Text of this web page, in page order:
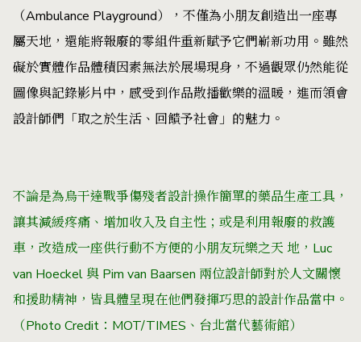
（Ambulance Playground），不僅為小朋友創造出一座專
屬天地，還能將報廢的零組件重新賦予它們嶄新功用。雖然
礙於實體作品體積因素無法於展場現身，不過觀眾仍然能從
圖像與記錄影片中，感受到作品散播歡樂的溫暖，進而領會
設計師們「取之於生活、回饋予社會」的魅力。
不論是為烏干達戰爭傷殘者設計操作簡單的藥品生產工具，
讓其減緩疼痛、增加收入及自主性；或是利用報廢的救護
車，改造成一座供行動不方便的小朋友玩樂之天 地，Luc
van Hoeckel 與 Pim van Baarsen 兩位設計師對於人文關懷
和援助精神，皆具體呈現在他們發揮巧思的設計作品當中。
（Photo Credit：MOT/TIMES、台北當代藝術館）